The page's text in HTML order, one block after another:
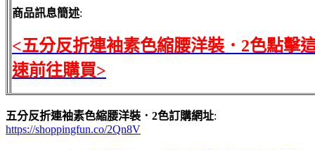
商品訊息簡述:
<五分反折連袖素色縮腰洋裝．2色點擊
速前往購買>
五分反折連袖素色縮腰洋裝．2色訂購網址:
https://shoppingfun.co/2Qn8V